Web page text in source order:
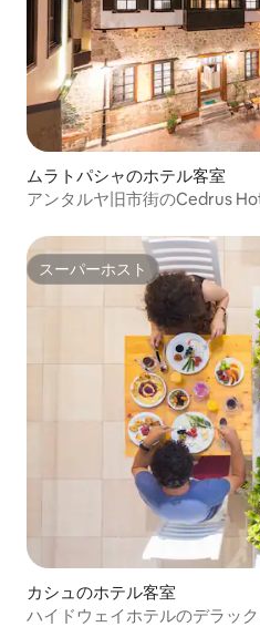
ムラトパシャのホテル客室
アンタルヤ旧市街のCedrus
スーパーホスト
スーパーホスト
カシュのホテル客室
ハイドウェイホテルのデラッ